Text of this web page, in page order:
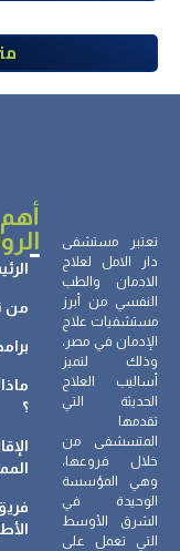
تعتبر مستشفى
دار الامل لعلاج
الادمان والطب
النفسي من أبرز
مستشفيات علاج
الإدمان في مصر،
وذلك لتميز
أساليب العلاج
الحديثة التي
تقدمها
المتسشفى من
خلال فروعها،
وهي المؤسسة
الوحيدة في
الشرق الأوسط
التي تعمل على
أهم
من
؟